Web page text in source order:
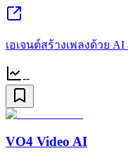
เอเจนต์สร้างเพลงด้วย
--
VO4 Video AI